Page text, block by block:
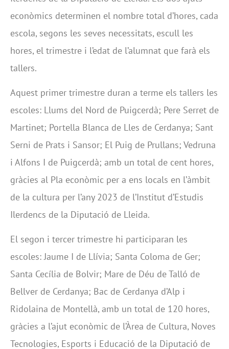
econòmics determinen el nombre total d’hores, cada
escola, segons les seves necessitats, escull les
hores, el trimestre i l’edat de l’alumnat que farà els
tallers.
Aquest primer trimestre duran a terme els tallers les
escoles: Llums del Nord de Puigcerdà; Pere Serret de
Martinet; Portella Blanca de Lles de Cerdanya; Sant
Serni de Prats i Sansor; El Puig de Prullans; Vedruna
i Alfons I de Puigcerdà; amb un total de cent hores,
gràcies al Pla econòmic per a ens locals en l’àmbit
de la cultura per l’any 2023 de l’Institut d’Estudis
Ilerdencs de la Diputació de Lleida.
El segon i tercer trimestre hi participaran les
escoles: Jaume I de Llívia; Santa Coloma de Ger;
Santa Cecília de Bolvir; Mare de Déu de Talló de
Bellver de Cerdanya; Bac de Cerdanya d’Alp i
Ridolaina de Montellà, amb un total de 120 hores,
gràcies a l’ajut econòmic de l’Àrea de Cultura, Noves
Tecnologies, Esports i Educació de la Diputació de